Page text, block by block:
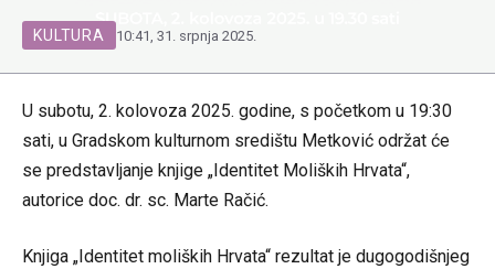
KULTURA 10:41, 31. srpnja 2025.
U subotu, 2. kolovoza 2025. godine, s početkom u 19:30
sati, u Gradskom kulturnom središtu Metković održat će
se predstavljanje knjige „Identitet Moliških Hrvata“,
autorice doc. dr. sc. Marte Račić.
Knjiga „Identitet moliških Hrvata“ rezultat je dugogodišnjeg